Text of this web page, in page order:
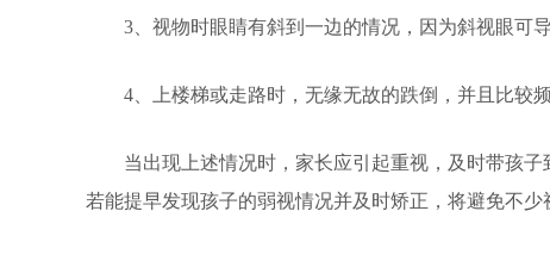
3、视物时眼睛有斜到一边的情况，因为斜视眼可
4、上楼梯或走路时，无缘无故的跌倒，并且比较频
当出现上述情况时，家长应引起重视，及时带孩子
若能提早发现孩子的弱视情况并及时矫正，将避免不少